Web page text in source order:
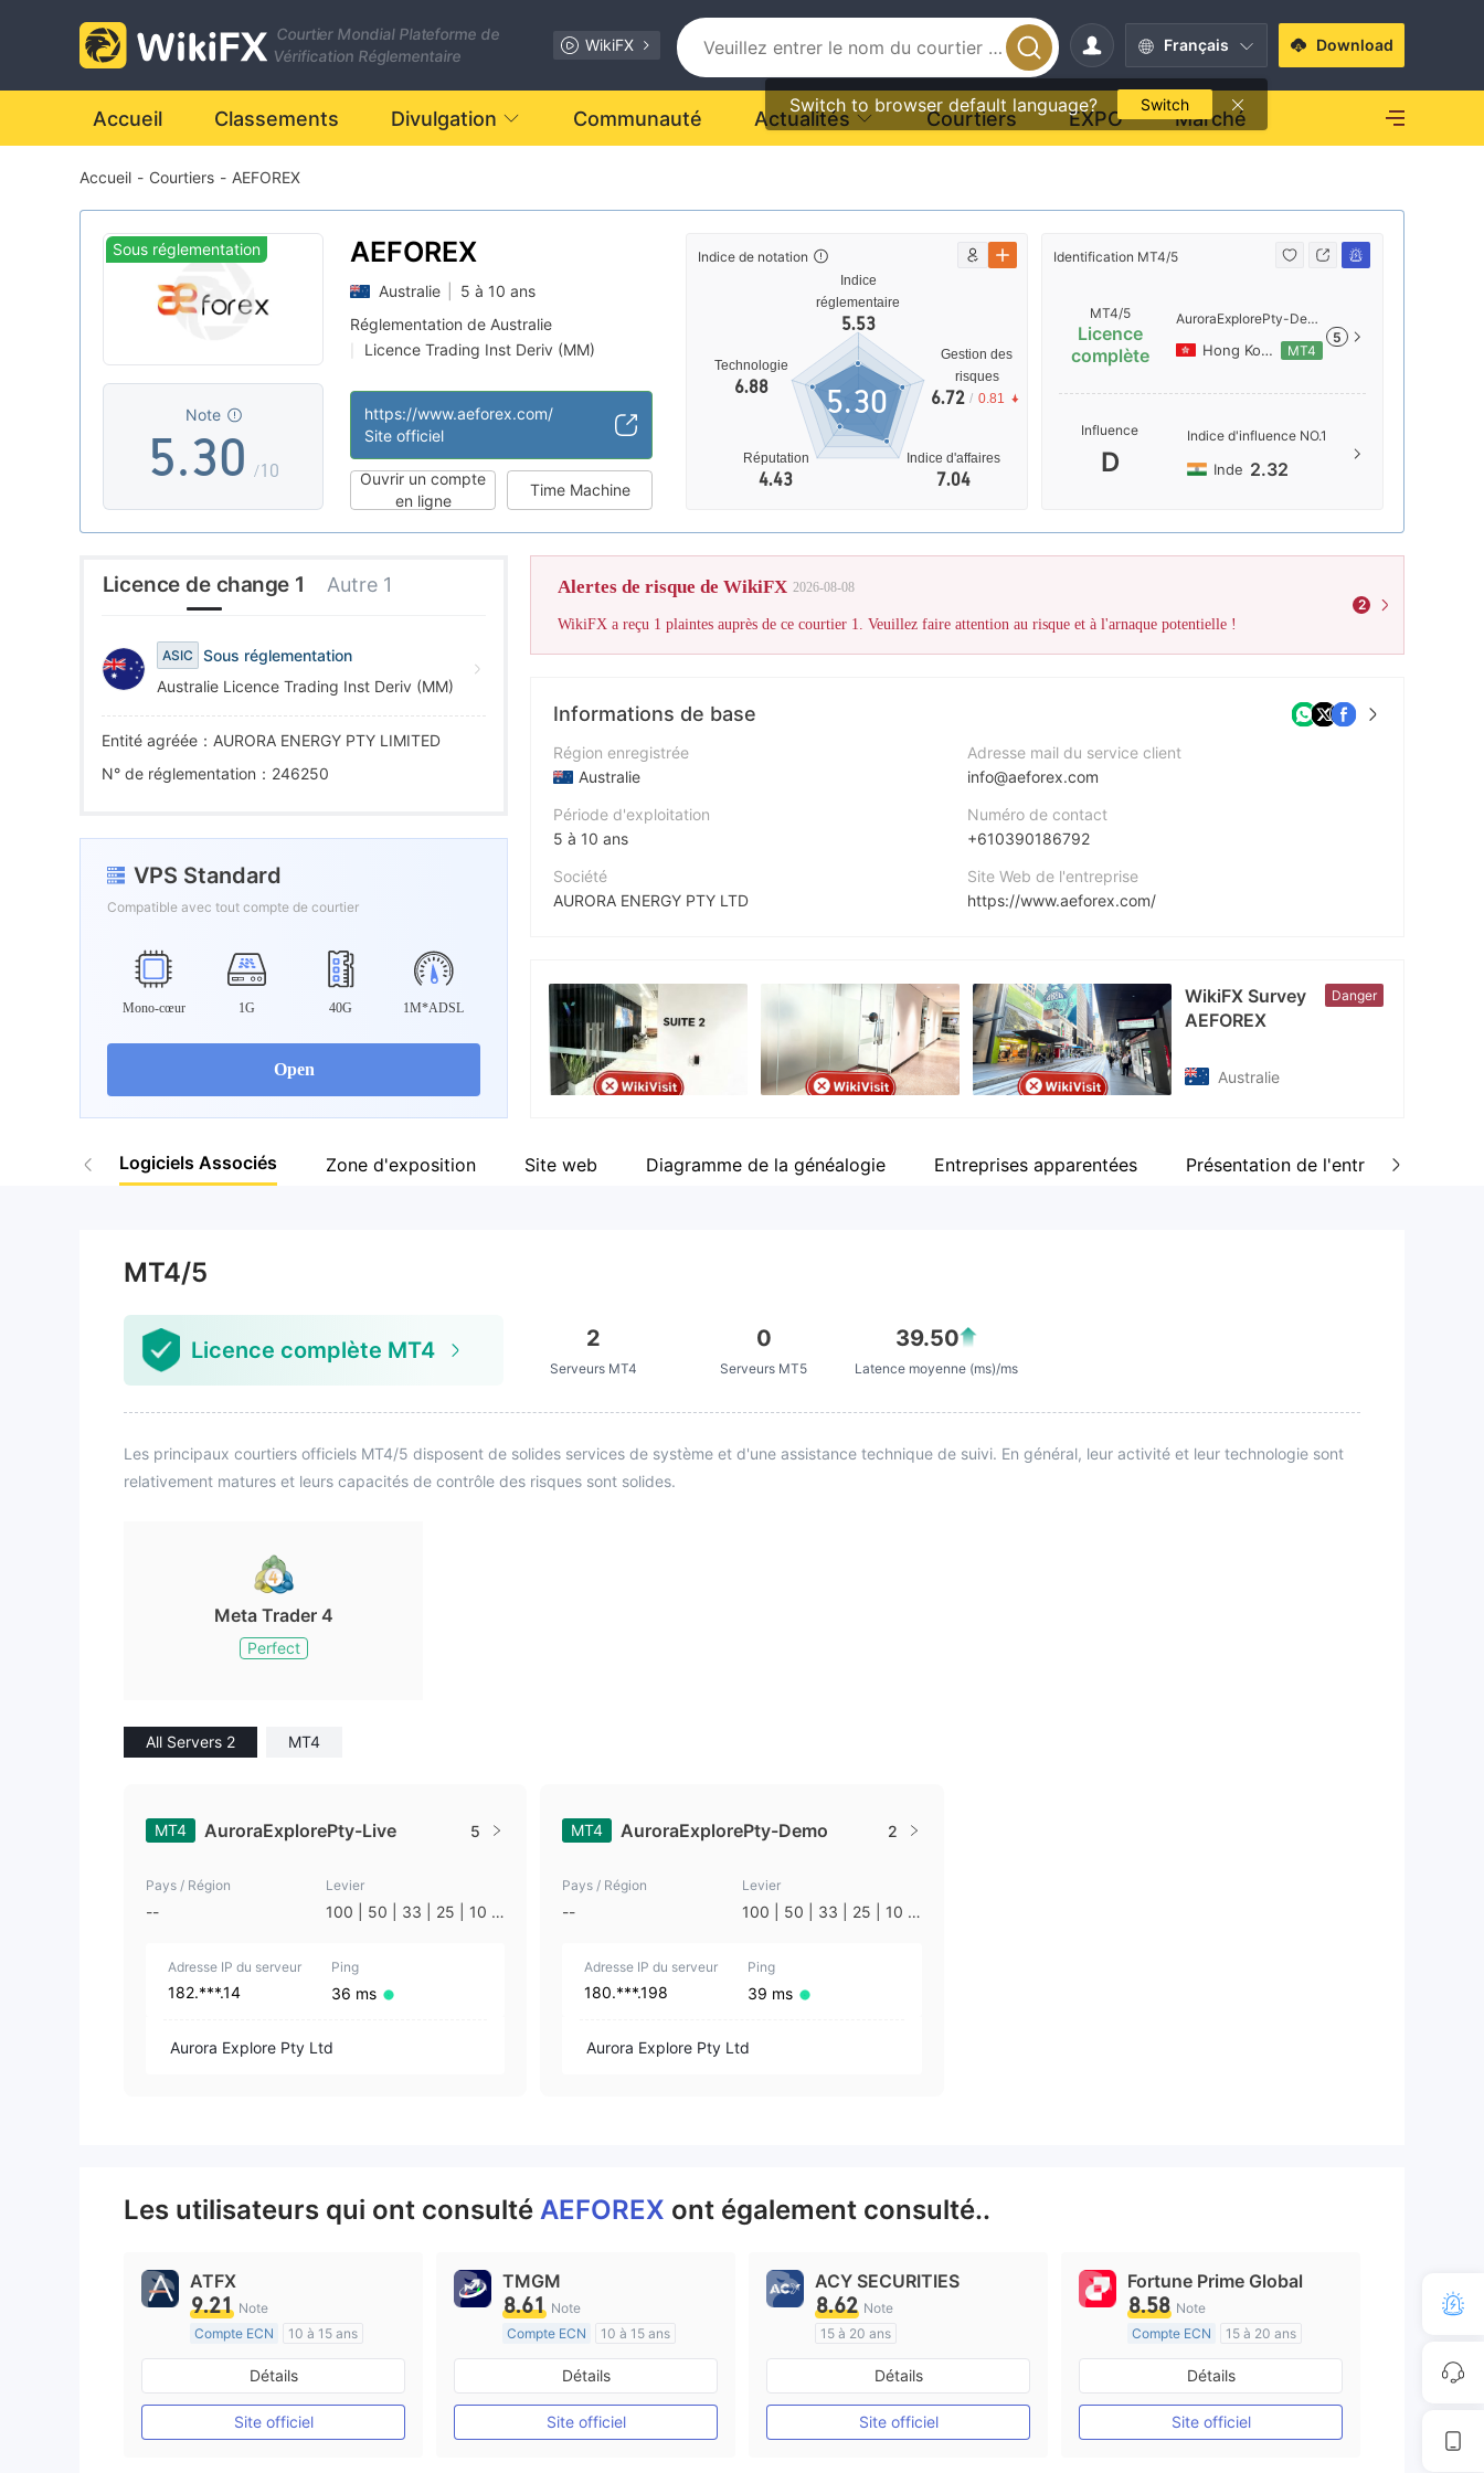
Courtier Mondial Plateforme de
Vérification Réglementaire
WikiFX Français
Switch to browser default language? Switch
Download
Accueil Classements Divulgation Communauté Actualités Courtiers EXPO Marché
Accueil - Courtiers - AEFOREX
Sous réglementation
Note
0
1
2
3
4
5
6
7
8
9
.
0
1
2
3
4
5
6
7
8
9
0
1
2
3
4
5
6
7
8
9
/10
AEFOREX
Australie
5 à 10 ans
Réglementation de Australie
Licence Trading Inst Deriv (MM)
Risque élevé potentiel
https://www.aeforex.com/
Site officiel
Ouvrir un compte
en ligne
Time Machine
Indice de notation
Indice
réglementaire
5.53
Technologie
6.88
Réputation
4.43
Indice d'affaires
7.04
Gestion des
risques
6.72 / 0.81
5.30
Identification MT4/5
MT4/5
Licence
complète
AuroraExplorePty-Dem
Hong Kong MT4
5
Influence
D
Indice d'influence NO.1
Inde 2.32
Licence de change 1 Autre 1
ASIC
Sous réglementation
Australie Licence Trading Inst Deriv (MM)
Entité agréée：AURORA ENERGY PTY LIMITED
N° de réglementation：246250
VPS Standard
Compatible avec tout compte de courtier
Mono-cœur 1G 40G 1M*ADSL
Open
Alertes de risque de WikiFX 2026-08-08
WikiFX a reçu 1 plaintes auprès de ce courtier 1. Veuillez faire attention au risque et à l'arnaque potentielle !
2
Informations de base
Région enregistrée
Australie
Période d'exploitation
5 à 10 ans
Société
AURORA ENERGY PTY LTD
Personnel
--
Adresse mail du service client
info@aeforex.com
Numéro de contact
+610390186792
Site Web de l'entreprise
https://www.aeforex.com/
WikiFX Survey
AEFOREX
Danger
Australie
Logiciels Associés Zone d'exposition Site web Diagramme de la généalogie Entreprises apparentées Présentation de l'entreprise
MT4/5
Licence complète MT4 2
Serveurs MT4
0
Serveurs MT5
39.50
Latence moyenne (ms)/ms
Les principaux courtiers officiels MT4/5 disposent de solides services de système et d'une assistance technique de suivi. En général, leur activité et leur technologie sont
relativement matures et leurs capacités de contrôle des risques sont solides.
Meta Trader 4
Perfect
All Servers 2 MT4
MT4 AuroraExplorePty-Live 5
Pays / Région
--
Levier
100 | 50 | 33 | 25 | 10 |
Adresse IP du serveur
182.***.14
Ping
36 ms
Aurora Explore Pty Ltd
MT4 AuroraExplorePty-Demo 2
Pays / Région
--
Levier
100 | 50 | 33 | 25 | 10 |
Adresse IP du serveur
180.***.198
Ping
39 ms
Aurora Explore Pty Ltd
Les utilisateurs qui ont consulté AEFOREX ont également consulté..
ATFX
9.21 Note
Compte ECN
10 à 15 ans
Réglementation de Australie
Market Making (MM)
Etiquette principale MT4
Détails
Site officiel
TMGM
8.61 Note
Compte ECN
10 à 15 ans
Réglementation de Australie
Market Making (MM)
Etiquette principale MT4
Détails
Site officiel
ACY SECURITIES
8.62 Note
15 à 20 ans
Réglementation de Australie
Market Making (MM)
Etiquette principale MT4
Détails
Site officiel
Fortune Prime Global
8.58 Note
Compte ECN
15 à 20 ans
Réglementation de Australie
Market Making (MM)
Etiquette principale MT4
Détails
Site officiel